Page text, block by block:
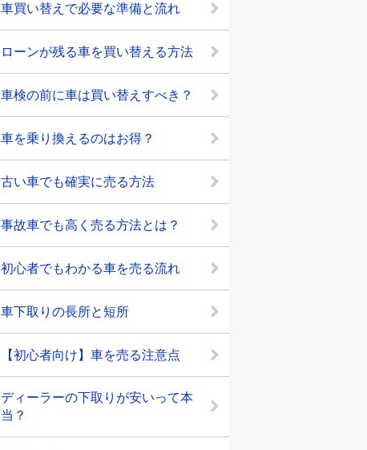
車買い替えで必要な準備と流れ
ローンが残る車を買い替える方法
車検の前に車は買い替えすべき？
車を乗り換えるのはお得？
古い車でも確実に売る方法
事故車でも高く売る方法とは？
初心者でもわかる車を売る流れ
車下取りの長所と短所
【初心者向け】車を売る注意点
ディーラーの下取りが安いって本
当？